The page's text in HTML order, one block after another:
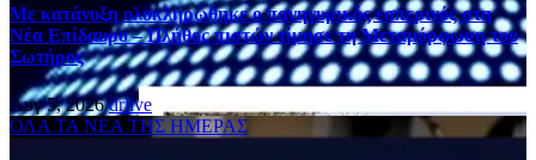
Με κατάνυξη ολοκληρώθηκε ο πανηγυρικός εσπερινός στη
Νέα Επίδαυρο – Πλήθος πιστών τίμησε τη Μεταμόρφωση του
Σωτήρος
Αυγ 5, 2026drlive
ΟΛΑ ΤΑ ΝΕΑ ΤΗΣ ΗΜΕΡΑΣ